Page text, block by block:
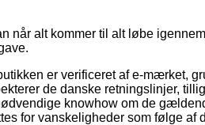
når alt kommer til alt løbe
er verificeret af e-mærket,
de danske retningslinjer,
knowhow om de
for vanskeligheder som følge af